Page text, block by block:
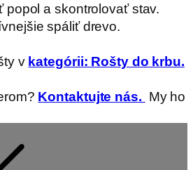
popol a skontrolovať stav.
spáliť drevo.
v kategórii: Rošty do krbu.
Kontaktujte nás. My ho